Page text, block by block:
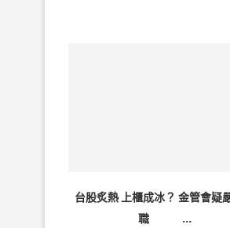
台股炙熱 上櫃成冰？ 金管會疑
職 ...